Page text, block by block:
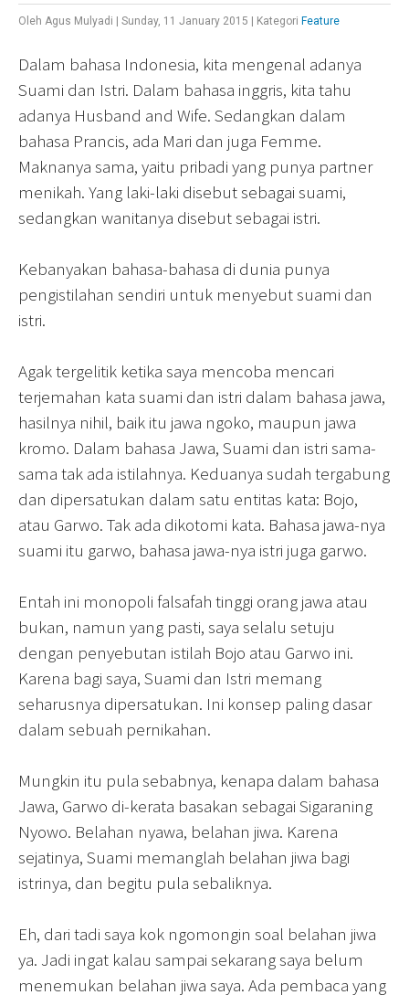
Oleh Agus Mulyadi Sunday, 11 January 2015 Kategori Feature
Dalam bahasa Indonesia, kita mengenal adanya
Suami dan Istri. Dalam bahasa inggris, kita tahu
adanya Husband and Wife. Sedangkan dalam
bahasa Prancis, ada Mari dan juga Femme.
Maknanya sama, yaitu pribadi yang punya partner
menikah. Yang laki-laki disebut sebagai suami,
sedangkan wanitanya disebut sebagai istri.
Kebanyakan bahasa-bahasa di dunia punya
pengistilahan sendiri untuk menyebut suami dan
istri.
Agak tergelitik ketika saya mencoba mencari
terjemahan kata suami dan istri dalam bahasa jawa,
hasilnya nihil, baik itu jawa ngoko, maupun jawa
kromo. Dalam bahasa Jawa, Suami dan istri sama-
sama tak ada istilahnya. Keduanya sudah tergabung
dan dipersatukan dalam satu entitas kata: Bojo,
atau Garwo. Tak ada dikotomi kata. Bahasa jawa-nya
suami itu garwo, bahasa jawa-nya istri juga garwo.
Entah ini monopoli falsafah tinggi orang jawa atau
bukan, namun yang pasti, saya selalu setuju
dengan penyebutan istilah Bojo atau Garwo ini.
Karena bagi saya, Suami dan Istri memang
seharusnya dipersatukan. Ini konsep paling dasar
dalam sebuah pernikahan.
Mungkin itu pula sebabnya, kenapa dalam bahasa
Jawa, Garwo di-kerata basakan sebagai Sigaraning
Nyowo. Belahan nyawa, belahan jiwa. Karena
sejatinya, Suami memanglah belahan jiwa bagi
istrinya, dan begitu pula sebaliknya.
Eh, dari tadi saya kok ngomongin soal belahan jiwa
ya. Jadi ingat kalau sampai sekarang saya belum
menemukan belahan jiwa saya. Ada pembaca yang